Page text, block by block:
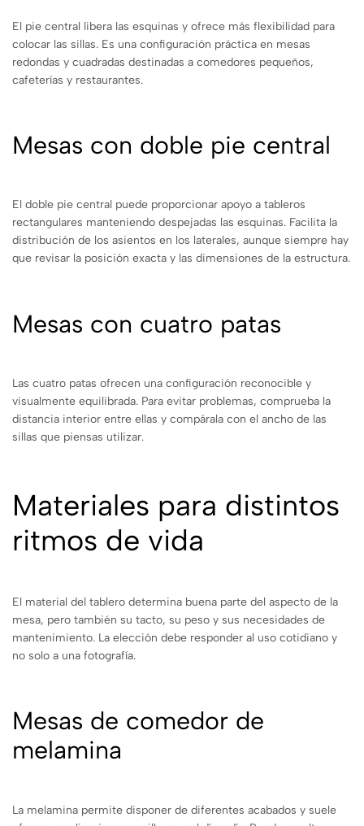
El pie central libera las esquinas y ofrece más flexibilidad para
colocar las sillas. Es una configuración práctica en mesas
redondas y cuadradas destinadas a comedores pequeños,
cafeterías y restaurantes.
Mesas con doble pie central
El doble pie central puede proporcionar apoyo a tableros
rectangulares manteniendo despejadas las esquinas. Facilita la
distribución de los asientos en los laterales, aunque siempre hay
que revisar la posición exacta y las dimensiones de la estructura.
Mesas con cuatro patas
Las cuatro patas ofrecen una configuración reconocible y
visualmente equilibrada. Para evitar problemas, comprueba la
distancia interior entre ellas y compárala con el ancho de las
sillas que piensas utilizar.
Materiales para distintos
ritmos de vida
El material del tablero determina buena parte del aspecto de la
mesa, pero también su tacto, su peso y sus necesidades de
mantenimiento. La elección debe responder al uso cotidiano y
no solo a una fotografía.
Mesas de comedor de
melamina
La melamina permite disponer de diferentes acabados y suele